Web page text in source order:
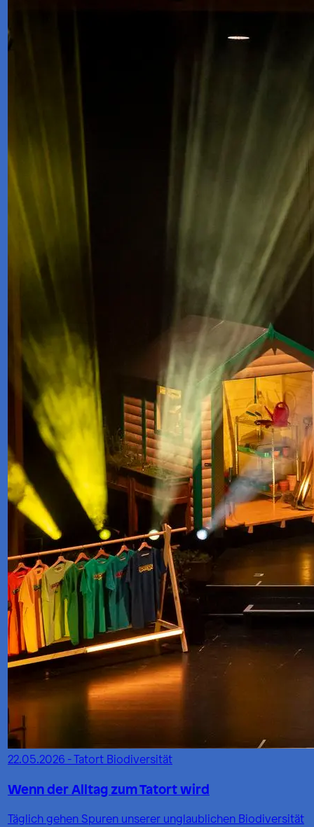
22.05.2026 - Tatort Biodiversität
Wenn der Alltag zum Tatort wird
Täglich gehen Spuren unserer unglaublichen Biodiversität